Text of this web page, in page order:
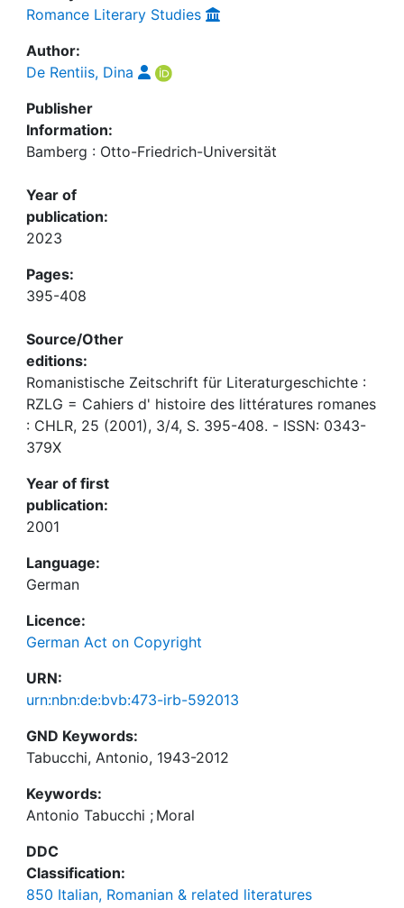
Romance Literary Studies
Author:
De Rentiis, Dina
Publisher
Information:
Bamberg : Otto-Friedrich-Universität
Year of
publication:
2023
Pages:
395-408
Source/Other
editions:
Romanistische Zeitschrift für Literaturgeschichte :
RZLG = Cahiers d' histoire des littératures romanes
: CHLR, 25 (2001), 3/4, S. 395-408. - ISSN: 0343-
379X
Year of first
publication:
2001
Language:
German
Licence:
German Act on Copyright
URN:
urn:nbn:de:bvb:473-irb-592013
GND Keywords:
Tabucchi, Antonio, 1943-2012
Keywords:
Antonio Tabucchi ; Moral
DDC
Classification:
850 Italian, Romanian & related literatures